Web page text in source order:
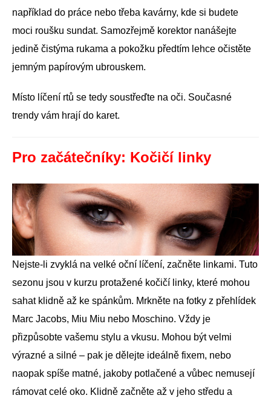
například do práce nebo třeba kavárny, kde si budete
moci roušku sundat. Samozřejmě korektor nanášejte
jedině čistýma rukama a pokožku předtím lehce očistěte
jemným papírovým ubrouskem.
Místo líčení rtů se tedy soustřeďte na oči. Současné
trendy vám hrají do karet.
Pro začátečníky: Kočičí linky
Nejste-li zvyklá na velké oční líčení, začněte linkami. Tuto
sezonu jsou v kurzu protažené kočičí linky, které mohou
sahat klidně až ke spánkům. Mrkněte na fotky z přehlídek
Marc Jacobs, Miu Miu nebo Moschino. Vždy je
přizpůsobte vašemu stylu a vkusu. Mohou být velmi
výrazné a silné – pak je dělejte ideálně fixem, nebo
naopak spíše matné, jakoby potlačené a vůbec nemusejí
rámovat celé oko. Klidně začněte až v jeho středu a